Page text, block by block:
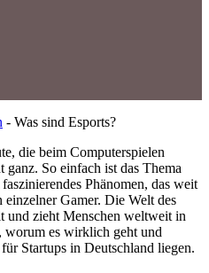
- Was sind Esports?
die beim Computerspielen
So einfach ist das Thema
Phänomen, das weit
einzelner Gamer. Die Welt des
und zieht Menschen weltweit in
worum es wirklich geht und
Startups in Deutschland liegen.